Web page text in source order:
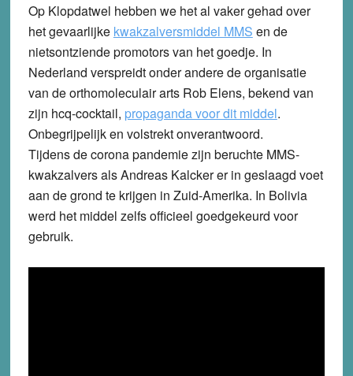
Op Klopdatwel hebben we het al vaker gehad over
het gevaarlijke kwakzalversmiddel MMS en de
nietsontziende promotors van het goedje. In
Nederland verspreidt onder andere de organisatie
van de orthomoleculair arts Rob Elens, bekend van
zijn hcq-cocktail, propaganda voor dit middel.
Onbegrijpelijk en volstrekt onverantwoord.
Tijdens de corona pandemie zijn beruchte MMS-
kwakzalvers als Andreas Kalcker er in geslaagd voet
aan de grond te krijgen in Zuid-Amerika. In Bolivia
werd het middel zelfs officieel goedgekeurd voor
gebruik.